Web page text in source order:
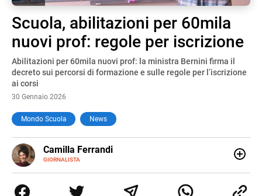
Scuola, abilitazioni per 60mila
nuovi prof: regole per iscrizione
Abilitazioni per 60mila nuovi prof: la ministra Bernini firma il
decreto sui percorsi di formazione e sulle regole per l’iscrizione
ai corsi
30 Gennaio 2026
Mondo Scuola News
Camilla Ferrandi
GIORNALISTA
E-
MAIL
LINKEDIN
di trasformare la passione per la scrittura in un lavoro, e